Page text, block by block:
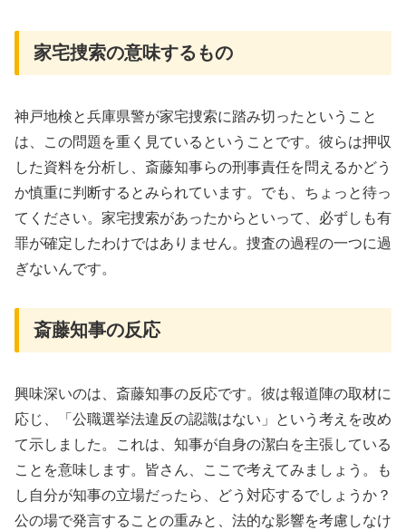
家宅捜索の意味するもの
神戸地検と兵庫県警が家宅捜索に踏み切ったということ
は、この問題を重く見ているということです。彼らは押収
した資料を分析し、斎藤知事らの刑事責任を問えるかどう
か慎重に判断するとみられています。でも、ちょっと待っ
てください。家宅捜索があったからといって、必ずしも有
罪が確定したわけではありません。捜査の過程の一つに過
ぎないんです。
斎藤知事の反応
興味深いのは、斎藤知事の反応です。彼は報道陣の取材に
応じ、「公職選挙法違反の認識はない」という考えを改め
て示しました。これは、知事が自身の潔白を主張している
ことを意味します。皆さん、ここで考えてみましょう。も
し自分が知事の立場だったら、どう対応するでしょうか？
公の場で発言することの重みと、法的な影響を考慮しなけ